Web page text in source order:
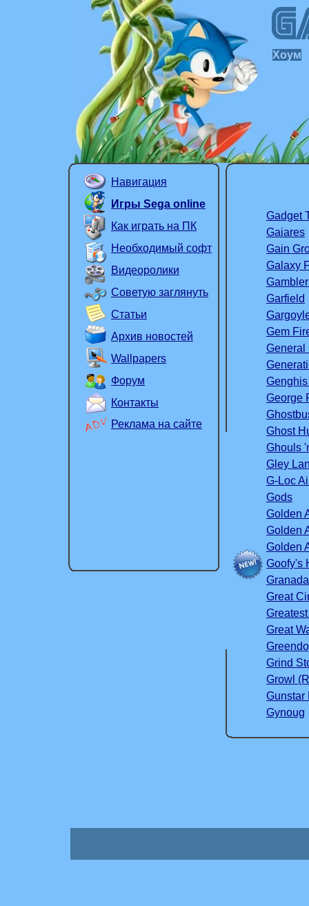
Gadget
Gaiares
Gain
Galaxy
Garfield
Gem
General
George
Ghost
Ghouls
Gley
G-Loc
Gods
Golden
Golden
Golden
Goofy's
Granada
Great
Great
Grind
Growl
Gunstar
Gynoug
Хоум
Навигация
Как играть на ПК
Необходимый софт
Советую заглянуть
Архив новостей
Wallpapers
Контакты
Статьи
Видеоролики
Реклама на сайте
Форум
Игры Sega online